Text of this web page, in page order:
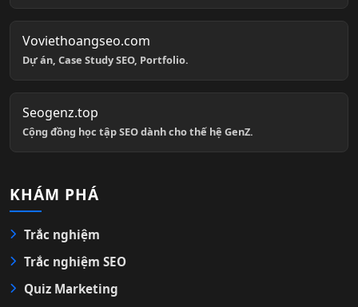
Voviethoangseo.com
Dự án, Case Study SEO, Portfolio.
Seogenz.top
Cộng đồng học tập SEO dành cho thế hệ GenZ.
KHÁM PHÁ
Trắc nghiệm
Trắc nghiệm SEO
Quiz Marketing